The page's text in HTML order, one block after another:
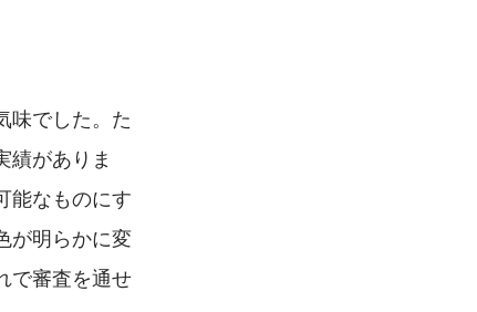
味でした。た
績がありま
能なものにす
が明らかに変
で審査を通せ